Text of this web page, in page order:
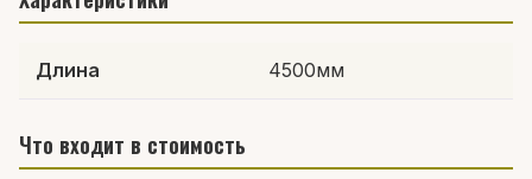
Длина 4500мм
Что входит в стоимость